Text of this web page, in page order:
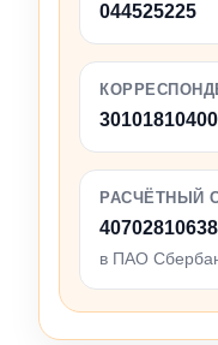
044525225
РАСЧЁТНЫЙ
в ПАО